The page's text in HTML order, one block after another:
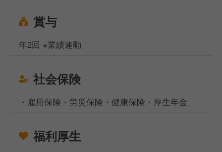
賞与
年2回 ※業績連動
社会保険
・雇用保険・労災保険・健康保険・厚生年金
福利厚生